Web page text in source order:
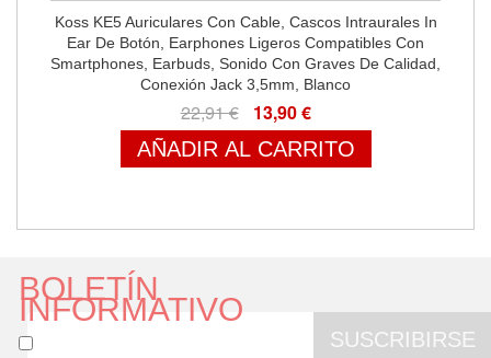
Koss KE5 Auriculares Con Cable, Cascos Intraurales In
Ear De Botón, Earphones Ligeros Compatibles Con
Smartphones, Earbuds, Sonido Con Graves De Calidad,
Conexión Jack 3,5mm, Blanco
22,91 € 13,90 €
AÑADIR AL CARRITO
BOLETÍN
INFORMATIVO
SUSCRIBIRSE